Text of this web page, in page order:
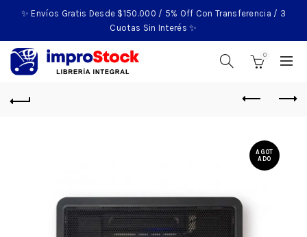
✨ Envíos Gratis Desde $150.000 / 5% Off Con Transferencia / 3
Cuotas Sin Interés ✨
0
AGOT
ADO